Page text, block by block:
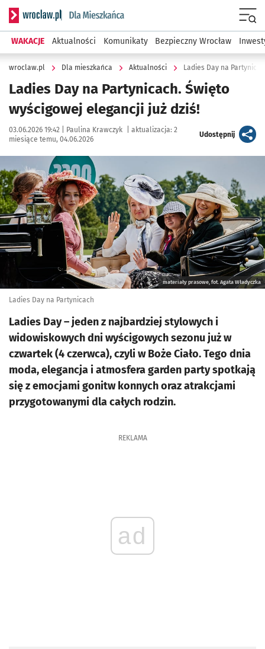
Serwis informacyjny wroclaw.pl podserwis: Dla mieszkańca
WAKACJE Aktualności Komunikaty Bezpieczny Wrocław
wroclaw.pl Dla mieszkańca Aktualności Ladies Day na
Ladies Day na Partynicach. Święto
wyścigowej elegancji już dziś!
Data publikacji:
03.06.2026 19:42 | Autor:
Paulina Krawczyk aktualizacja: 2
miesiące temu, 04.06.2026
Udostępnijartykuł
Kliknij, aby powiększyć
materiały prasowe, fot. Agata Władyczka
Ladies Day na Partynicach
Ladies Day – jeden z najbardziej stylowych i
widowiskowych dni wyścigowych sezonu już w
czwartek (4 czerwca), czyli w Boże Ciało. Tego dnia
moda, elegancja i atmosfera garden party spotkają
się z emocjami gonitw konnych oraz atrakcjami
przygotowanymi dla całych rodzin.
REKLAMA
ad